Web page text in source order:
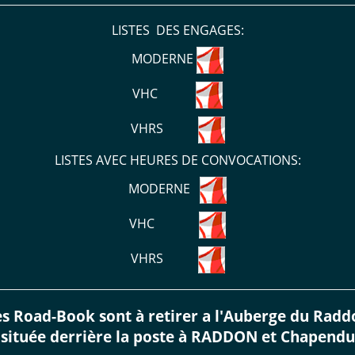
LISTES DES ENGAGES:
MODERNE
VHC
VHRS
LISTES AVEC HEURES DE CONVOCATIONS:
MODERNE
VHC
VHRS
Road-Book sont à retirer a l'Auberge du
située derrière la poste à RADDON et Chapendu